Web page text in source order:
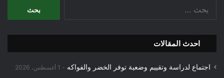
احدث المقالات
اجتماع لدراسة وتقييم وضعية توفر الخضر والفواكه 1 أغسطس، 2026